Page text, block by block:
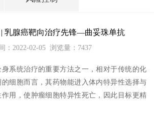
乳腺癌靶向治疗先锋—曲妥珠单抗
：2022-02-05 浏览量：7437
系统治疗的重要方法之一，相对于传统的化
细胞而言，其药物能进入体内特异性选择与
用，使肿瘤细胞特异性死亡，因此目标更精